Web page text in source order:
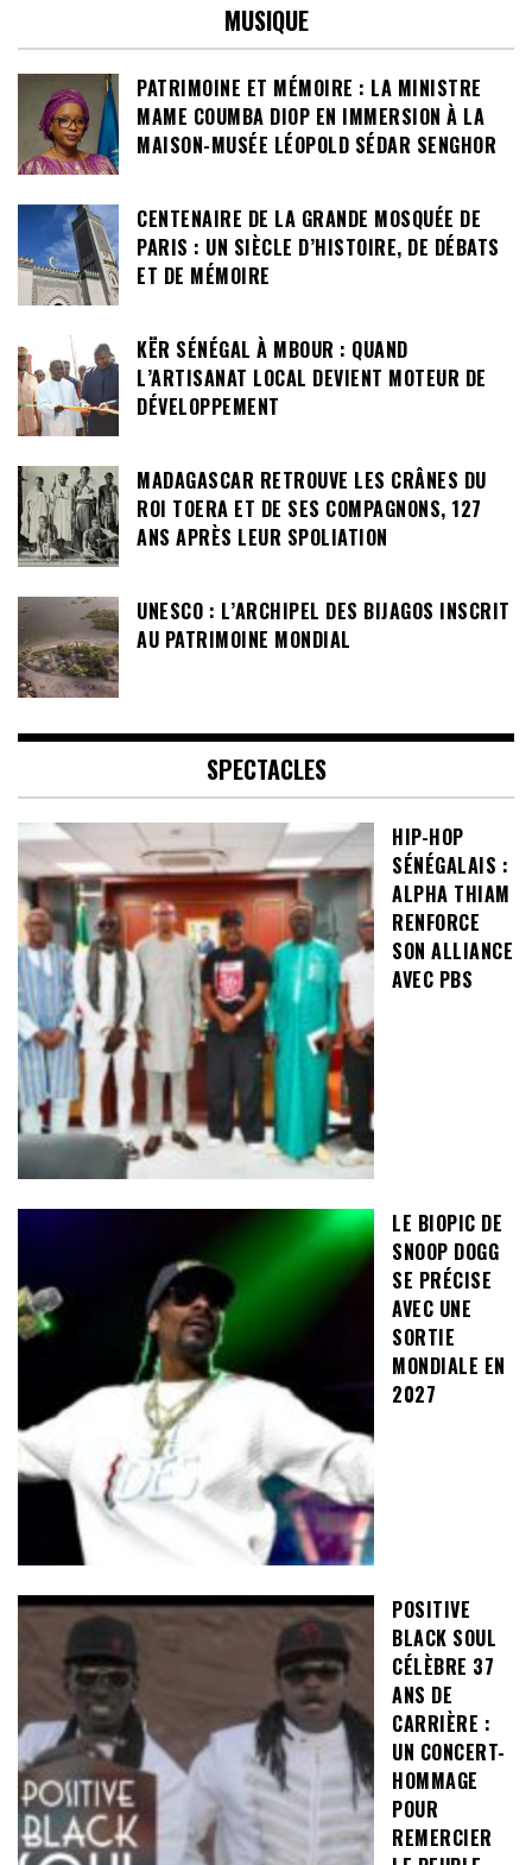
MUSIQUE
PATRIMOINE ET MÉMOIRE : LA MINISTRE
MAME COUMBA DIOP EN IMMERSION À LA
MAISON-MUSÉE LÉOPOLD SÉDAR SENGHOR
CENTENAIRE DE LA GRANDE MOSQUÉE DE
PARIS : UN SIÈCLE D’HISTOIRE, DE DÉBATS
ET DE MÉMOIRE
KËR SÉNÉGAL À MBOUR : QUAND
L’ARTISANAT LOCAL DEVIENT MOTEUR DE
DÉVELOPPEMENT
MADAGASCAR RETROUVE LES CRÂNES DU
ROI TOERA ET DE SES COMPAGNONS, 127
ANS APRÈS LEUR SPOLIATION
UNESCO : L’ARCHIPEL DES BIJAGOS INSCRIT
AU PATRIMOINE MONDIAL
SPECTACLES
HIP-HOP
SÉNÉGALAIS :
ALPHA THIAM
RENFORCE
SON ALLIANCE
AVEC PBS
LE BIOPIC DE
SNOOP DOGG
SE PRÉCISE
AVEC UNE
SORTIE
MONDIALE EN
2027
POSITIVE
BLACK SOUL
CÉLÈBRE 37
ANS DE
CARRIÈRE :
UN CONCERT-
HOMMAGE
POUR
REMERCIER